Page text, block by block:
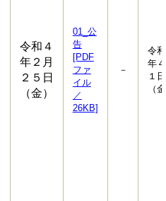
令和４
年２月
２５日
（金）
01_公
告
[PDF
ファ
イル
／
26KB]
－
令
年
１日
（